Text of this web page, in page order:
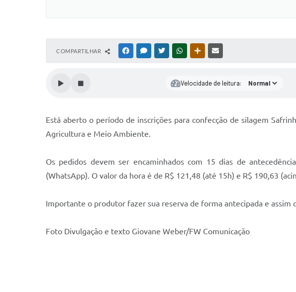
COMPARTILHAR FACEBOOKMESSENGER
TWITTERWHATSAPPOUTRAS MÍDIAS
Velocidade de leitura:
Está aberto o período de inscrições para confecção de silagem
Agricultura e Meio Ambiente.
Os pedidos devem ser encaminhados com 15 dias de
(WhatsApp). O valor da hora é de R$ 121,48 (até 15h) e R$ 190,63
Importante o produtor fazer sua reserva de forma antecipada e
Foto Divulgação e texto Giovane Weber/FW Comunicação